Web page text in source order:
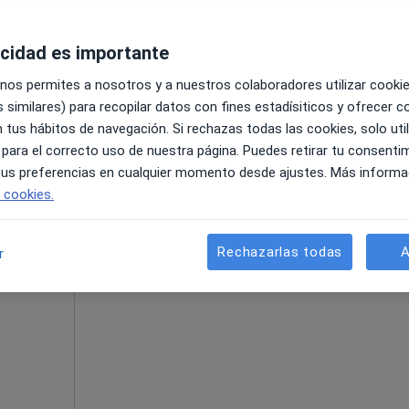
50 €
La reserva de cita online no está
Pedir una cita
es importante
permites a nosotros y a nuestros colaboradores utilizar
similares) para recopilar datos con fines estadísiticos y ofrecer
tus hábitos de navegación. Si rechazas todas las cookies, solo
el correcto uso de nuestra página. Puedes retirar tu
preferencias en cualquier momento desde ajustes. Más
Rechazarlas todas